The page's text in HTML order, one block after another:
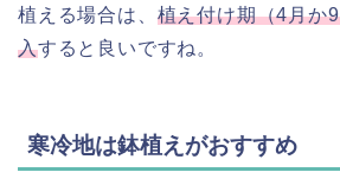
植える場合は、 植え付け期（4月か
入すると良いですね。
寒冷地は鉢植えがおすすめ